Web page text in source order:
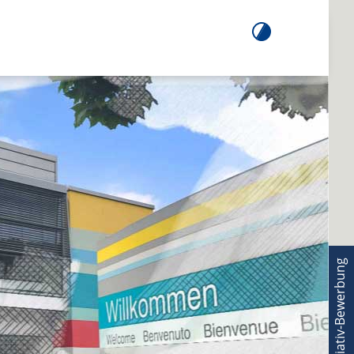
Initiativ-Bewerbung